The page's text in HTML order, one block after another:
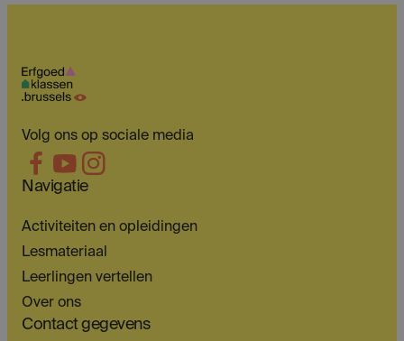
Volg ons op sociale media
Navigatie
Activiteiten en opleidingen
Lesmateriaal
Leerlingen vertellen
Over ons
Contact gegevens